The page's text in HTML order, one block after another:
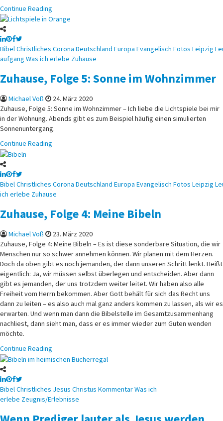
Continue Reading
Posted
in
BibelChristliches Corona Deutschland Europa Evangelisch Fotos Leipzig
aufgang Was ich erlebe Zuhause
Zuhause, Folge 5: Sonne im Wohnzimmer
Michael Voß
24. März 2020
Zuhause, Folge 5: Sonne im Wohnzimmer – Ich liebe die Lichtspiele bei mir
in der Wohnung. Abends gibt es zum Beispiel häufig einen simulierten
Sonnenuntergang.
Continue Reading
Posted
in
BibelChristliches Corona Deutschland Europa Evangelisch Fotos Leipzig
ich erlebe Zuhause
Zuhause, Folge 4: Meine Bibeln
Michael Voß
23. März 2020
Zuhause, Folge 4: Meine Bibeln – Es ist diese sonderbare Situation, die wir
Menschen nur so schwer annehmen können. Wir planen mit dem Herzen.
Doch da oben gibt es noch jemanden, der dann unseren Schritt lenkt. Heißt
eigentlich: Ja, wir müssen selbst überlegen und entscheiden. Aber dann
gibt es jemanden, der uns trotzdem weiter leitet. Wir haben also alle
Freiheit vom Herrn bekommen. Aber Gott behält für sich das Recht uns
dann zu leiten – es also auch mal ganz anders kommen zu lassen, als wir es
erwarten. Und wenn man dann die Bibelstelle im Gesamtzusammenhang
nachliest, dann sieht man, dass er es immer wieder zum Guten wenden
möchte.
Continue Reading
Posted
in
Bibel Christliches Jesus Christus KommentarWas ich
erlebe Zeugnis/Erlebnisse